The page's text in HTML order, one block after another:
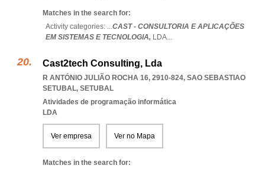
Matches in the search for:
Activity categories: ...CAST - CONSULTORIA E APLICAÇÕES
EM SISTEMAS E TECNOLOGIA, LDA...
Cast2tech Consulting, Lda
R ANTÓNIO JULIÃO ROCHA 16, 2910-824, SAO SEBASTIAO
SETUBAL, SETUBAL
Atividades de programação informática
LDA
Ver empresa Ver no Mapa
Matches in the search for: